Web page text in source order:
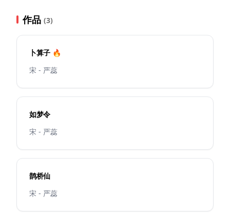
作品 (3)
卜算子 🔥
宋 - 严蕊
如梦令
宋 - 严蕊
鹊桥仙
宋 - 严蕊